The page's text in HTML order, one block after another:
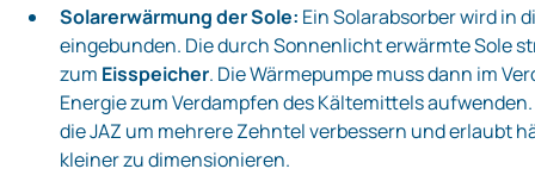
Solarerwärmung der Sole: Ein Solarabsorber wird in
eingebunden. Die durch Sonnenlicht erwärmte Sole
zum Eisspeicher. Die Wärmepumpe muss dann im
Energie zum Verdampfen des Kältemittels
die JAZ um mehrere Zehntel verbessern und erlaubt
kleiner zu dimensionieren.